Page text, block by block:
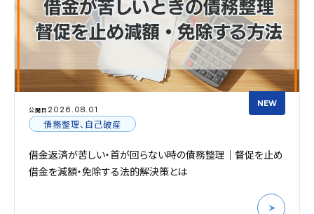
公開日 2026.08.01
NEW
債務整理、自己破産
借金返済が苦しい・首が回らない時の債務整理｜督促を止め
借金を減額・免除する法的解決策とは